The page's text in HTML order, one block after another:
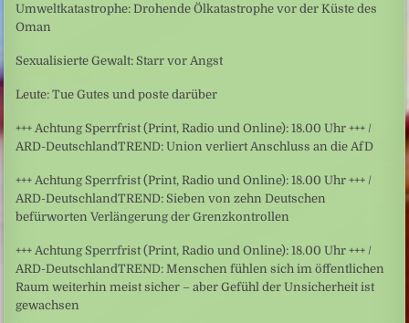
Umweltkatastrophe: Drohende Ölkatastrophe vor der Küste des
Oman
Sexualisierte Gewalt: Starr vor Angst
Leute: Tue Gutes und poste darüber
+++ Achtung Sperrfrist (Print, Radio und Online): 18.00 Uhr +++ /
ARD-DeutschlandTREND: Union verliert Anschluss an die AfD
+++ Achtung Sperrfrist (Print, Radio und Online): 18.00 Uhr +++ /
ARD-DeutschlandTREND: Sieben von zehn Deutschen
befürworten Verlängerung der Grenzkontrollen
+++ Achtung Sperrfrist (Print, Radio und Online): 18.00 Uhr +++ /
ARD-DeutschlandTREND: Menschen fühlen sich im öffentlichen
Raum weiterhin meist sicher – aber Gefühl der Unsicherheit ist
gewachsen